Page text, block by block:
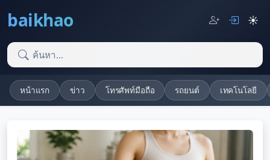
baikhao ☀️
หน้าแรก ข่าว โทรศัพท์มือถือ รถยนต์ เทคโนโลยี